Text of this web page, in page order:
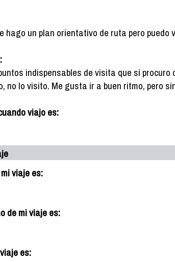
hago un plan orientativo de ruta pero puedo
indispensables de visita que sí procuro
no lo visito. Me gusta ir a buen ritmo, pero
viajo es:
viaje es:
de mi viaje es:
es: